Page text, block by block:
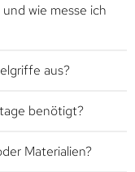
wie messe ich
aus?
benötigt?
Materialien?